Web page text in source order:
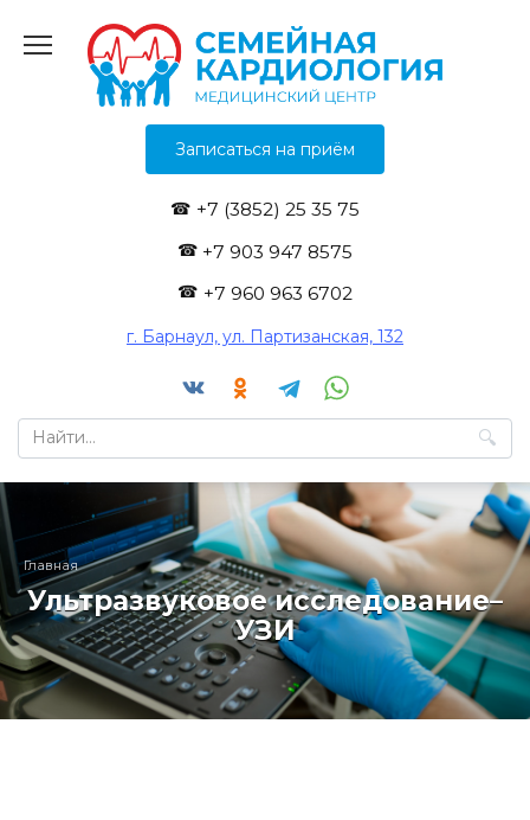
содержанию
Записаться на приём
+7 (3852) 25 35 75
+7 903 947 8575
+7 960 963 6702
г. Барнаул, ул. Партизанская, 132
Search
for:
Главная
Ультразвуковое исследование–
УЗИ